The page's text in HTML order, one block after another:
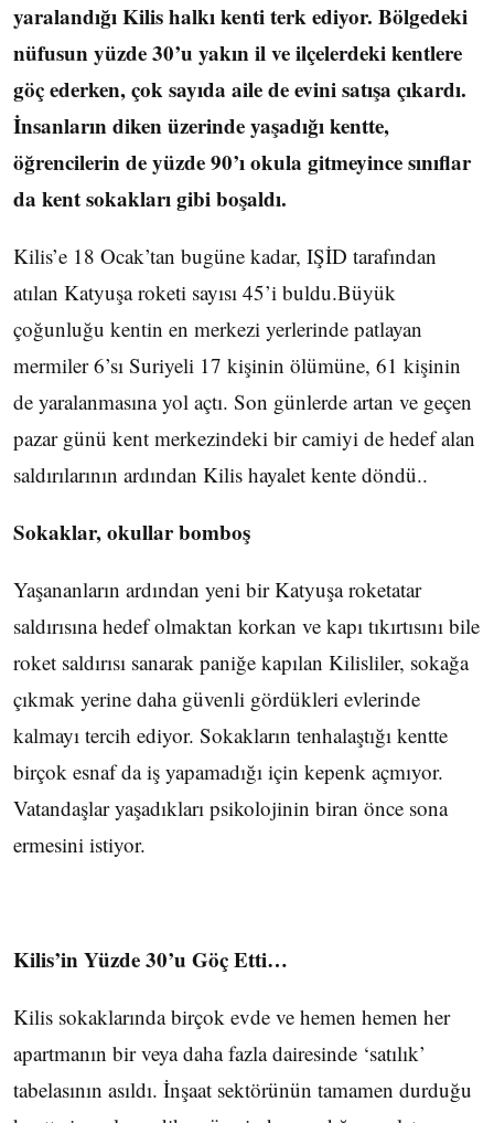
yaralandığı Kilis halkı kenti terk ediyor. Bölgedeki
nüfusun yüzde 30’u yakın il ve ilçelerdeki kentlere
göç ederken, çok sayıda aile de evini satışa çıkardı.
İnsanların diken üzerinde yaşadığı kentte,
öğrencilerin de yüzde 90’ı okula gitmeyince sınıflar
da kent sokakları gibi boşaldı.
Kilis’e 18 Ocak’tan bugüne kadar, IŞİD tarafından
atılan Katyuşa roketi sayısı 45’i buldu.Büyük
çoğunluğu kentin en merkezi yerlerinde patlayan
mermiler 6’sı Suriyeli 17 kişinin ölümüne, 61 kişinin
de yaralanmasına yol açtı. Son günlerde artan ve geçen
pazar günü kent merkezindeki bir camiyi de hedef alan
saldırılarının ardından Kilis hayalet kente döndü..
Sokaklar, okullar bomboş
Yaşananların ardından yeni bir Katyuşa roketatar
saldırısına hedef olmaktan korkan ve kapı tıkırtısını bile
roket saldırısı sanarak paniğe kapılan Kilisliler, sokağa
çıkmak yerine daha güvenli gördükleri evlerinde
kalmayı tercih ediyor. Sokakların tenhalaştığı kentte
birçok esnaf da iş yapamadığı için kepenk açmıyor.
Vatandaşlar yaşadıkları psikolojinin biran önce sona
ermesini istiyor.
Kilis’in Yüzde 30’u Göç Etti…
Kilis sokaklarında birçok evde ve hemen hemen her
apartmanın bir veya daha fazla dairesinde ‘satılık’
tabelasının asıldı. İnşaat sektörünün tamamen durduğu